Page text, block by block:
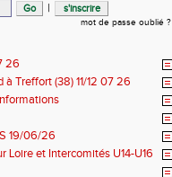
|
mot de passe oublié ?
26
Treffort (38) 11/12 07 26
19/06/26
Loire et Intercomités U14-U16